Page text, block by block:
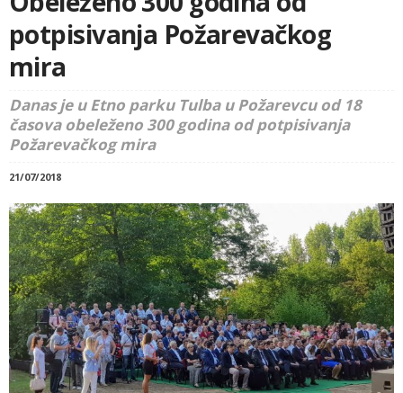
potpisivanja Požarevačkog
mira
Danas je u Etno parku Tulba u Požarevcu od 18
časova obeleženo 300 godina od potpisivanja
Požarevačkog mira
21/07/2018